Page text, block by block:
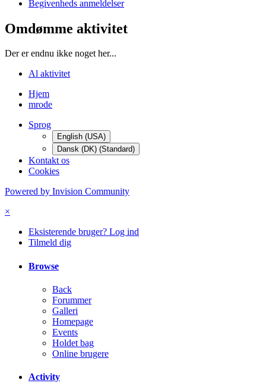
Begivenheds anmeldelser
Omdømme aktivitet
Der er endnu ikke noget her...
Al aktivitet
Hjem
mrode
Sprog
English (USA)
Dansk (DK) (Standard)
Kontakt os
Cookies
Powered by Invision Community
×
Eksisterende bruger? Log ind
Tilmeld dig
Browse
Back
Forummer
Galleri
Homepage
Events
Holdet bag
Online brugere
Activity